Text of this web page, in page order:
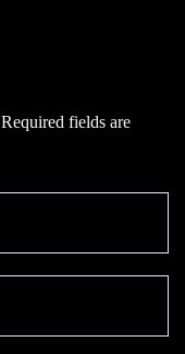
Required fields are